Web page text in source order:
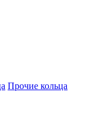
Прочие кольца